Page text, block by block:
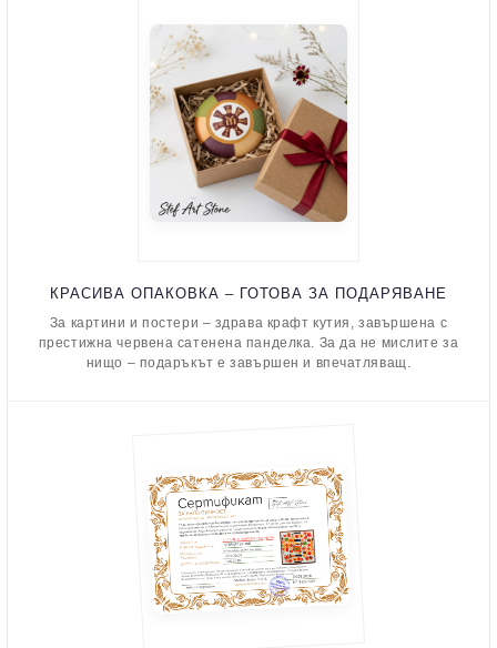
КРАСИВА ОПАКОВКА – ГОТОВА ЗА ПОДАРЯВАНЕ
За картини и постери – здрава крафт кутия, завършена с
престижна червена сатенена панделка. За да не мислите за
нищо – подаръкът е завършен и впечатляващ.